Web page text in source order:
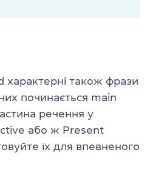
також фрази
починається main
речення у
або ж Present
їх для впевненого